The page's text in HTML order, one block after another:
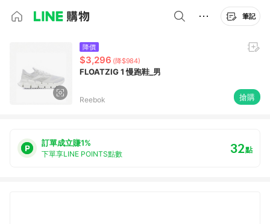
筆記
降價
$3,296 (降$984)
FLOATZIG 1 慢跑鞋_男
Reebok 搶購
訂單成立賺1%
下單享LINE POINTS點數 32點